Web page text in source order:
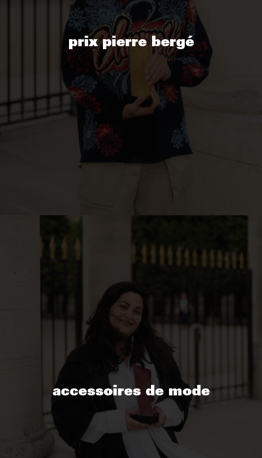
prix pierre bergé
accessoires de mode